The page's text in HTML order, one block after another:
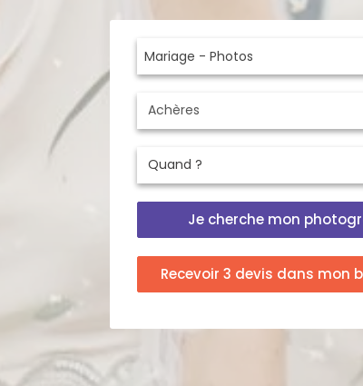
Mariage - Photos
Je cherche mon
Recevoir 3 devis dans mon